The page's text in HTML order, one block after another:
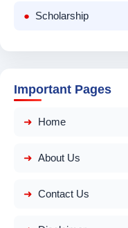
Scholarship
Important Pages
Home
About Us
Contact Us